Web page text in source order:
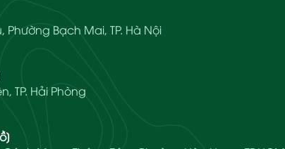
Phường Bạch Mai, TP. Hà Nội
TP. Hải Phòng